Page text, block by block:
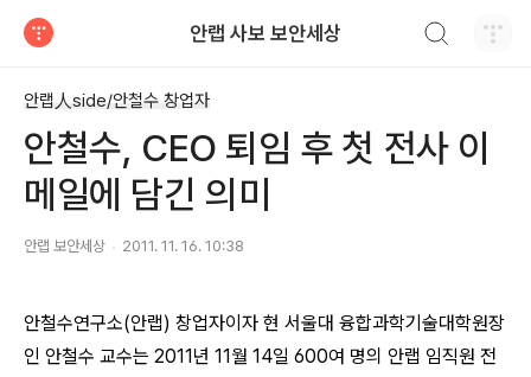
안랩 사보 보안세상
안랩人side/안철수 창업자
안철수, CEO 퇴임 후 첫 전사 이
메일에 담긴 의미
안랩 보안세상 2011. 11. 16. 10:38
안철수연구소(안랩) 창업자이자 현 서울대 융합과학기술대학원장
인 안철수 교수는 2011년 11월 14일 600여 명의 안랩 임직원 전